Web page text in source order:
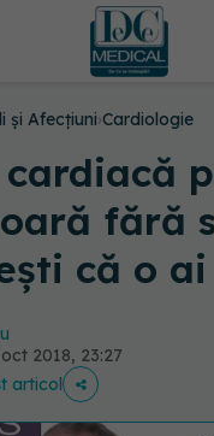
și Afecțiuni›Cardiologie
fără
că o ai
2018, 23:27
articol